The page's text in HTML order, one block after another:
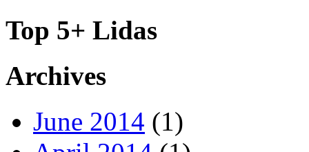
Top 5+ Lidas
Archives
June 2014 (1)